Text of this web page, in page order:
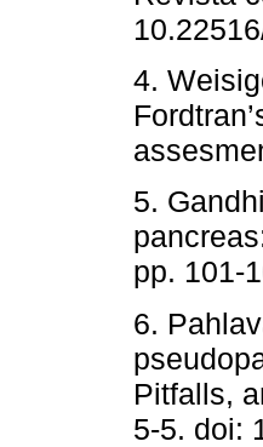
4.
5.
pp. 101-
6.
Pitfalls,
5-5. doi: